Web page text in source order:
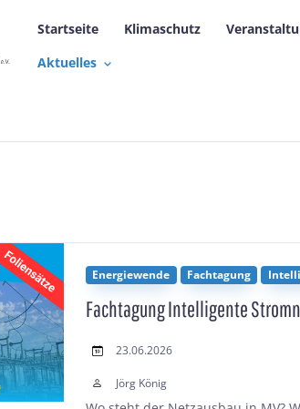
Startseite Klimaschutz
Aktuelles
Energiewende Fachtagung
Fachtagung Intelligente
23.06.2026
Jörg König